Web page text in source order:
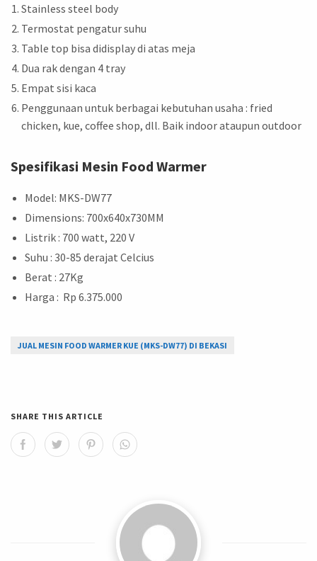
Stainless steel body
Termostat pengatur suhu
Table top bisa didisplay di atas meja
Dua rak dengan 4 tray
Empat sisi kaca
Penggunaan untuk berbagai kebutuhan usaha : fried
chicken, kue, coffee shop, dll. Baik indoor ataupun outdoor
Spesifikasi Mesin Food Warmer
Model: MKS-DW77
Dimensions: 700x640x730MM
Listrik : 700 watt, 220 V
Suhu : 30-85 derajat Celcius
Berat : 27Kg
Harga : Rp 6.375.000
JUAL MESIN FOOD WARMER KUE (MKS-DW77) DI BEKASI
SHARE THIS ARTICLE